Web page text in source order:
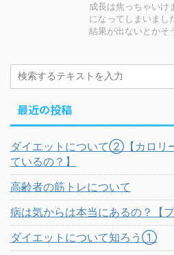
成長は焦っちゃいけ
になってしまいまし
結果が出ないとかそ
最近の投稿
ダイエットについて②【カロリ
ているの？】
高齢者の筋トレについて
病は気からは本当にあるの？【
ダイエットについて知ろう①